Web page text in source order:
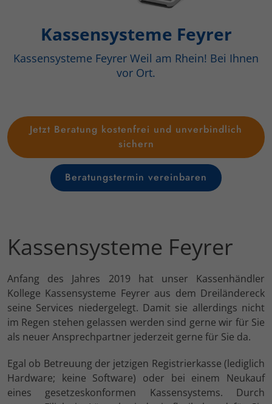
Kassensysteme Feyrer
Kassensysteme Feyrer Weil am Rhein! Bei Ihnen
vor Ort.
Jetzt Beratung kostenfrei und unverbindlich
sichern
Beratungstermin vereinbaren
Kassensysteme Feyrer
Anfang des Jahres 2019 hat unser Kassenhändler
Kollege Kassensysteme Feyrer aus dem Dreiländereck
seine Services niedergelegt. Damit sie allerdings nicht
im Regen stehen gelassen werden sind gerne wir für Sie
als neuer Ansprechpartner jederzeit gerne für Sie da.
Egal ob Betreuung der jetzigen Registrierkasse (lediglich
Hardware; keine Software) oder bei einem Neukauf
eines gesetzeskonformen Kassensystems. Durch